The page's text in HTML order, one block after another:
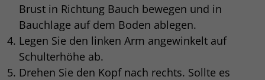
Brust in Richtung Bauch bewegen und in
Bauchlage auf dem Boden ablegen.
Legen Sie den linken Arm angewinkelt auf
Schulterhöhe ab.
Drehen Sie den Kopf nach rechts. Sollte es